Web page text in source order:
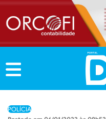
POLÍCIA